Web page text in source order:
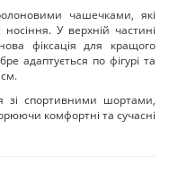
чашечками, які
У верхній частині
фіксація для кращого
адаптується по фігурі та
зі спортивними шортами,
комфортні та сучасні